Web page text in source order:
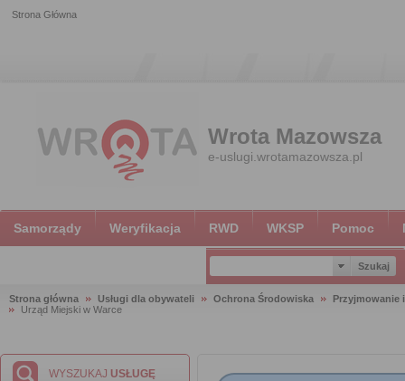
Strona Główna
Wrota Mazowsza
e-uslugi.wrotamazowsza.pl
Samorządy Weryfikacja RWD WKSP Pomoc
Strona główna Usługi dla obywateli Ochrona Środowiska
Przyjmowanie
Urząd Miejski w Warce
WYSZUKAJ USŁUGĘ